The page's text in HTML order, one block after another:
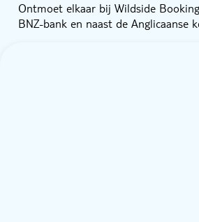
Ontmoet elkaar bij Wildside
BNZ-bank en naast de Anglicaanse